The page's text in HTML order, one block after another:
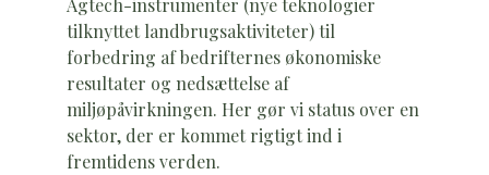
Agtech-instrumenter (nye teknologier
tilknyttet landbrugsaktiviteter) til
forbedring af bedrifternes økonomiske
resultater og nedsættelse af
miljøpåvirkningen. Her gør vi status over en
sektor, der er kommet rigtigt ind i
fremtidens verden.